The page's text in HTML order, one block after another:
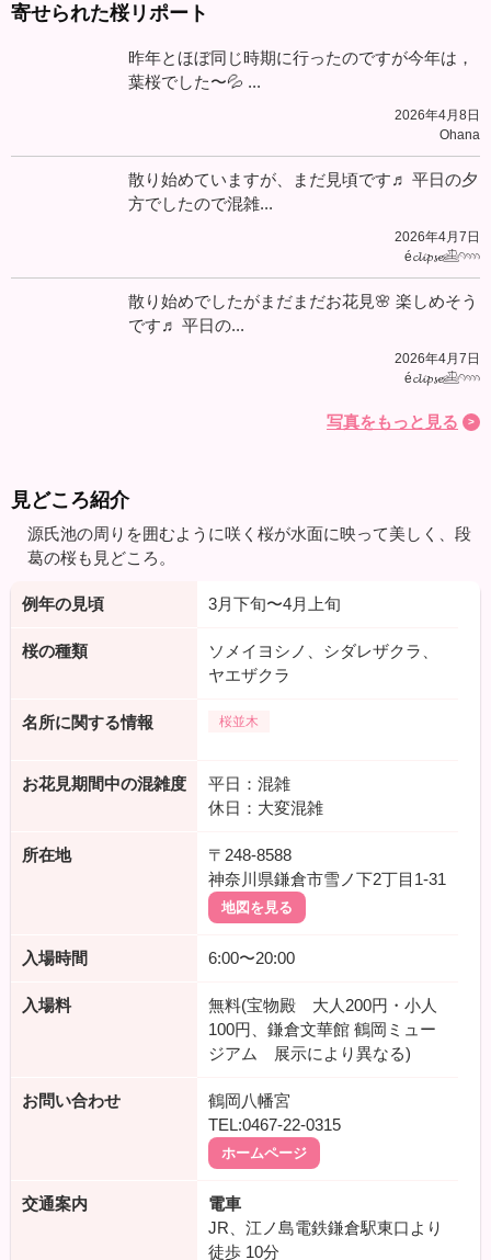
寄せられた桜リポート
昨年とほぼ同じ時期に行ったのですが今年は，
葉桜でした〜💦 ...
2026年4月8日
Ohana
散り始めていますが、まだ見頃です♬ 平日の夕
方でしたので混雑...
2026年4月7日
é𝓬𝓵𝓲𝓹𝓼𝓮𓊝𓄹𓄺
散り始めでしたがまだまだお花見🌸 楽しめそう
です♬ 平日の...
2026年4月7日
é𝓬𝓵𝓲𝓹𝓼𝓮𓊝𓄹𓄺
写真をもっと見る
見どころ紹介
源氏池の周りを囲むように咲く桜が水面に映って美しく、段
葛の桜も見どころ。
例年の見頃 3月下旬〜4月上旬
桜の種類
ソメイヨシノ、シダレザクラ、
ヤエザクラ
名所に関する情報 桜並木
お花見期間中の混雑度
平日：混雑
休日：大変混雑
所在地
〒248-8588
神奈川県鎌倉市雪ノ下2丁目1-31
地図を見る
入場時間 6:00〜20:00
入場料
無料(宝物殿 大人200円・小人
100円、鎌倉文華館 鶴岡ミュー
ジアム 展示により異なる)
お問い合わせ
鶴岡八幡宮
TEL:0467-22-0315
ホームページ
交通案内
電車
JR、江ノ島電鉄鎌倉駅東口より
徒歩 10分